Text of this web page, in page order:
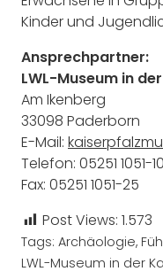
Kinder und
Ansprechpartner:
LWL-Museum in
Am Ikenberg
33098 Paderborn
E-Mail:
Telefon: 05251 1051-10
Fax: 05251 1051-25
Post Views: 1.573
Tags: Archäologie,
LWL-Museum in der